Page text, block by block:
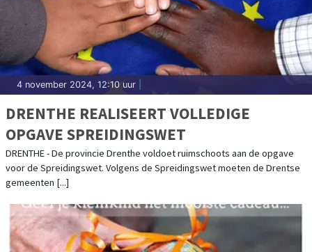
4 november 2024, 12:10 uur
DRENTHE REALISEERT VOLLEDIGE
OPGAVE SPREIDINGSWET
DRENTHE - De provincie Drenthe voldoet ruimschoots aan de opgave
voor de Spreidingswet. Volgens de Spreidingswet moeten de Drentse
gemeenten [...]